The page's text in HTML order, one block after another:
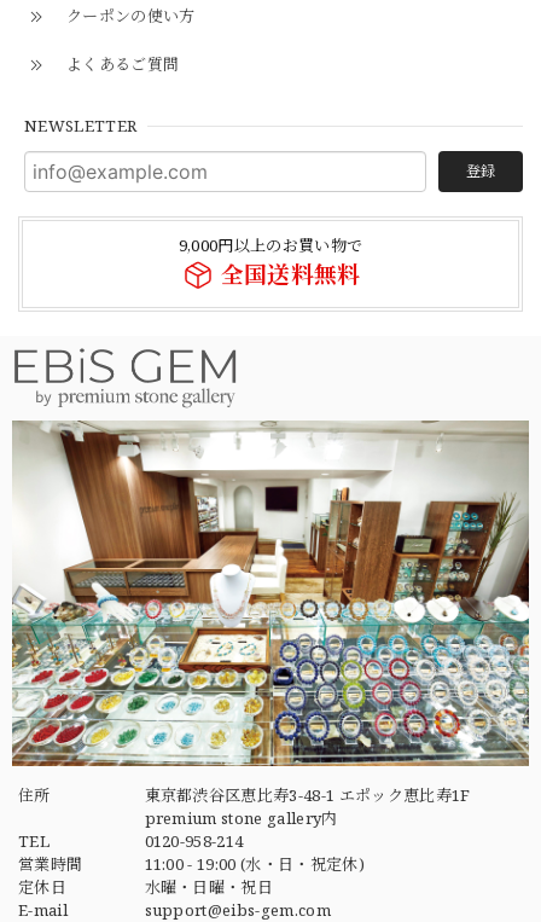
クーポンの使い方
よくあるご質問
NEWSLETTER
登録
9,000円以上のお買い物で
全国送料無料
住所
東京都渋谷区恵比寿3-48-1 エポック恵比寿1F
premium stone gallery内
TEL
0120-958-214
営業時間
11:00 - 19:00 (水・日・祝定休)
定休日
水曜・日曜・祝日
E-mail
support@eibs-gem.com